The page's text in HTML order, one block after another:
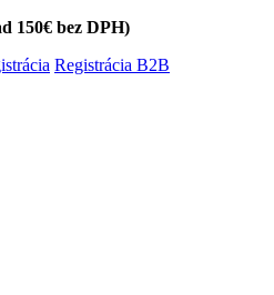
150€ bez DPH)
Registrácia B2B